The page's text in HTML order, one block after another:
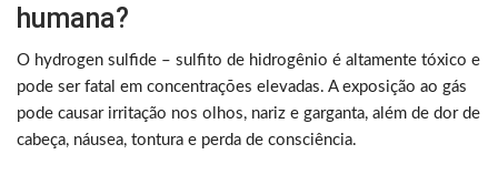
humana?
O hydrogen sulfide – sulfito de hidrogênio é altamente tóxico e
pode ser fatal em concentrações elevadas. A exposição ao gás
pode causar irritação nos olhos, nariz e garganta, além de dor de
cabeça, náusea, tontura e perda de consciência.